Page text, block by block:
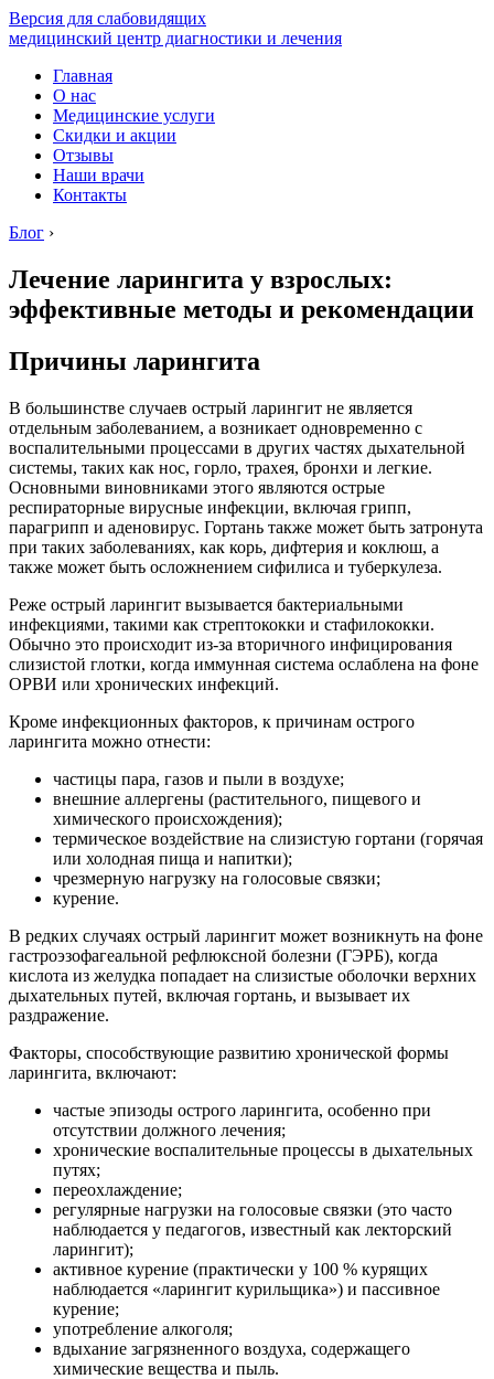
Версия для слабовидящих
медицинский центр диагностики и лечения
Главная
О нас
Медицинские услуги
Скидки и акции
Отзывы
Наши врачи
Контакты
Блог ›
Лечение ларингита у взрослых:
эффективные методы и рекомендации
Причины ларингита
В большинстве случаев острый ларингит не является
отдельным заболеванием, а возникает одновременно с
воспалительными процессами в других частях дыхательной
системы, таких как нос, горло, трахея, бронхи и легкие.
Основными виновниками этого являются острые
респираторные вирусные инфекции, включая грипп,
парагрипп и аденовирус. Гортань также может быть затронута
при таких заболеваниях, как корь, дифтерия и коклюш, а
также может быть осложнением сифилиса и туберкулеза.
Реже острый ларингит вызывается бактериальными
инфекциями, такими как стрептококки и стафилококки.
Обычно это происходит из-за вторичного инфицирования
слизистой глотки, когда иммунная система ослаблена на фоне
ОРВИ или хронических инфекций.
Кроме инфекционных факторов, к причинам острого
ларингита можно отнести:
частицы пара, газов и пыли в воздухе;
внешние аллергены (растительного, пищевого и
химического происхождения);
термическое воздействие на слизистую гортани (горячая
или холодная пища и напитки);
чрезмерную нагрузку на голосовые связки;
курение.
В редких случаях острый ларингит может возникнуть на фоне
гастроэзофагеальной рефлюксной болезни (ГЭРБ), когда
кислота из желудка попадает на слизистые оболочки верхних
дыхательных путей, включая гортань, и вызывает их
раздражение.
Факторы, способствующие развитию хронической формы
ларингита, включают:
частые эпизоды острого ларингита, особенно при
отсутствии должного лечения;
хронические воспалительные процессы в дыхательных
путях;
переохлаждение;
регулярные нагрузки на голосовые связки (это часто
наблюдается у педагогов, известный как лекторский
ларингит);
активное курение (практически у 100 % курящих
наблюдается «ларингит курильщика») и пассивное
курение;
употребление алкоголя;
вдыхание загрязненного воздуха, содержащего
химические вещества и пыль.